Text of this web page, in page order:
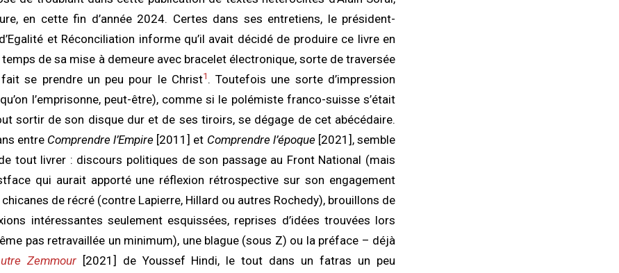
en cette fin d’année 2024. Certes dans ses entretiens, le président-
et Réconciliation informe qu’il avait décidé de produire ce livre en
de sa mise à demeure avec bracelet électronique, sorte de traversée
se prendre un peu pour le Christ1 . Toutefois une sorte d’impression
l’emprisonne, peut-être), comme si le polémiste franco-suisse s’était
sortir de son disque dur et de ses tiroirs, se dégage de cet abécédaire.
entre Comprendre l’Empire [2011] et Comprendre l’époque [2021], semble
tout livrer : discours politiques de son passage au Front National (mais
qui aurait apporté une réflexion rétrospective sur son engagement
de récré (contre Lapierre, Hillard ou autres Rochedy), brouillons de
intéressantes seulement esquissées, reprises d’idées trouvées lors
pas retravaillée un minimum), une blague (sous Z) ou la préface – déjà
Zemmour[2021] de Youssef Hindi, le tout dans un fatras un peu